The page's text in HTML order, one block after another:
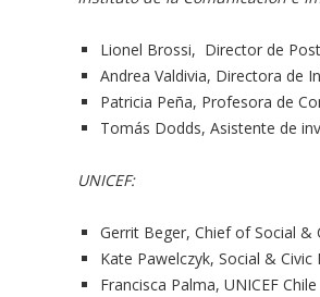
Lionel Brossi, Director de
Andrea Valdivia, Directora de
Patricia Peña, Profesora de
Tomás Dodds, Asistente de
UNICEF:
Gerrit Beger, Chief of Social &
Kate Pawelczyk, Social & Civic
Francisca Palma, UNICEF Chile